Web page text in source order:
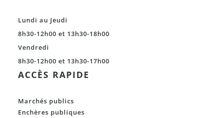
Lundi au Jeudi
8h30-12h00 et 13h30-18h00
Vendredi
8h30-12h00 et 13h30-17h00
ACCÈS RAPIDE
Marchés publics
Enchères publiques